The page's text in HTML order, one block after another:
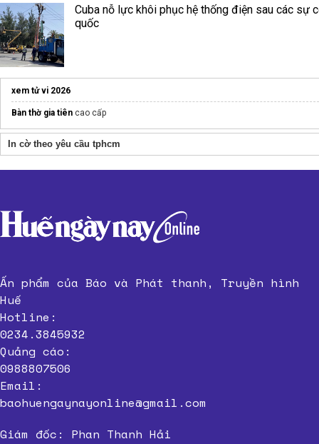
Cuba nỗ lực khôi phục hệ thống điện sau các sự
quốc
xem tử vi 2026
Bàn thờ gia tiên cao cấp
In cờ theo yêu cầu tphcm
Ấn phẩm của Báo và Phát thanh, Truyền hình
Huế
Hotline:
0234.3845932
Quảng cáo:
0988807506
Email:
baohuengaynayonline@gmail.com
Giám đốc: Phan Thanh Hải